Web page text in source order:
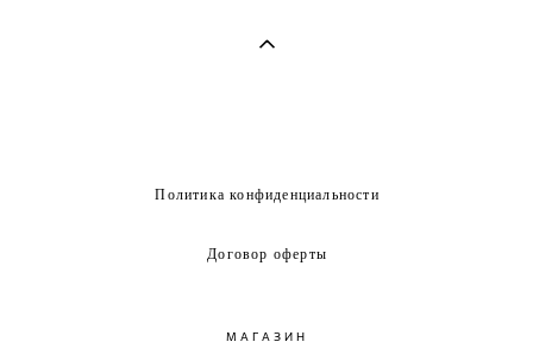
Политика конфиденциальности
Договор оферты
МАГАЗИН